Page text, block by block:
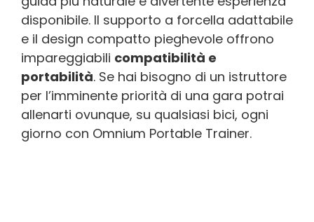
disponibile. Il supporto a forcella adattabile
e il design compatto pieghevole offrono
impareggiabili compatibilità e
portabilità. Se hai bisogno di un istruttore
per l’imminente priorità di una gara potrai
allenarti ovunque, su qualsiasi bici, ogni
giorno con Omnium Portable Trainer.